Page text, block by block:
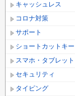
キャッシュレス
コロナ対策
サポート
ショートカットキー
スマホ・タブレット
セキュリティ
タイピング